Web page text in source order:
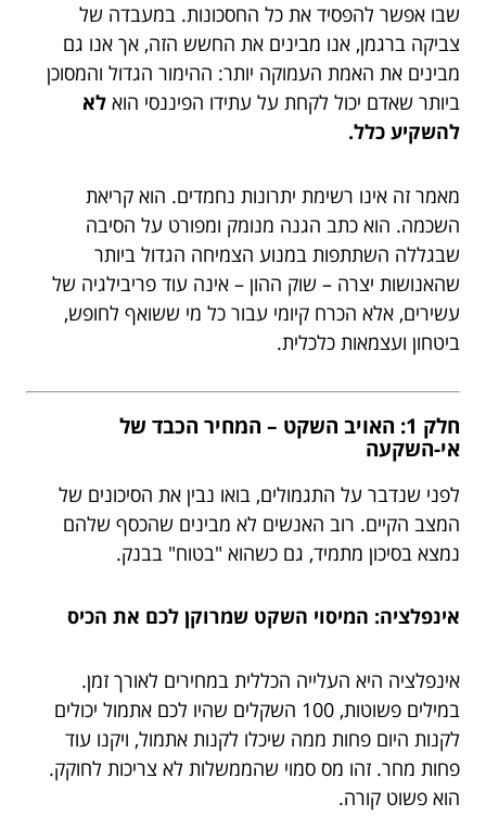
שבו אפשר להפסיד את כל החסכונות. במעבדה של
צביקה ברגמן, אנו מבינים את החשש הזה, אך אנו גם
מבינים את האמת העמוקה יותר: ההימור הגדול והמסוכן
ביותר שאדם יכול לקחת על עתידו הפיננסי הוא לא
להשקיע כלל.
מאמר זה אינו רשימת יתרונות נחמדים. הוא קריאת
השכמה. הוא כתב הגנה מנומק ומפורט על הסיבה
שבגללה השתתפות במנוע הצמיחה הגדול ביותר
שהאנושות יצרה – שוק ההון – אינה עוד פריבילגיה של
עשירים, אלא הכרח קיומי עבור כל מי ששואף לחופש,
ביטחון ועצמאות כלכלית.
חלק 1: האויב השקט – המחיר הכבד של
אי-השקעה
לפני שנדבר על התגמולים, בואו נבין את הסיכונים של
המצב הקיים. רוב האנשים לא מבינים שהכסף שלהם
נמצא בסיכון מתמיד, גם כשהוא "בטוח" בבנק.
אינפלציה: המיסוי השקט שמרוקן לכם את הכיס
אינפלציה היא העלייה הכללית במחירים לאורך זמן.
במילים פשוטות, 100 השקלים שהיו לכם אתמול יכולים
לקנות היום פחות ממה שיכלו לקנות אתמול, ויקנו עוד
פחות מחר. זהו מס סמוי שהממשלות לא צריכות לחוקק.
הוא פשוט קורה.